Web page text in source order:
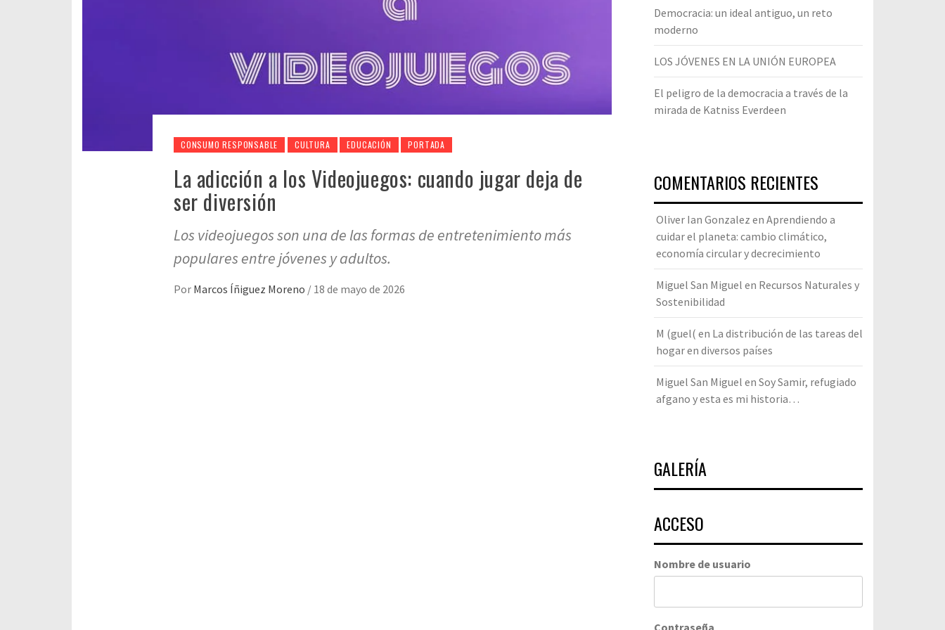
CONSUMO RESPONSABLE CULTURA EDUCACIÓN PORTADA
La adicción a los Videojuegos: cuando jugar deja de
ser diversión
Los videojuegos son una de las formas de entretenimiento más
populares entre jóvenes y adultos.
Por Marcos Íñiguez Moreno / 18 de mayo de 2026
Democracia: un ideal antiguo, un reto
moderno
LOS JÓVENES EN LA UNIÓN EUROPEA
El peligro de la democracia a través de la
mirada de Katniss Everdeen
COMENTARIOS RECIENTES
Oliver Ian Gonzalez en Aprendiendo a
cuidar el planeta: cambio climático,
economía circular y decrecimiento
Miguel San Miguel en Recursos Naturales y
Sostenibilidad
M (guel( en La distribución de las tareas del
hogar en diversos países
Miguel San Miguel en Soy Samir, refugiado
afgano y esta es mi historia…
GALERÍA
ACCESO
Nombre de usuario
Contraseña